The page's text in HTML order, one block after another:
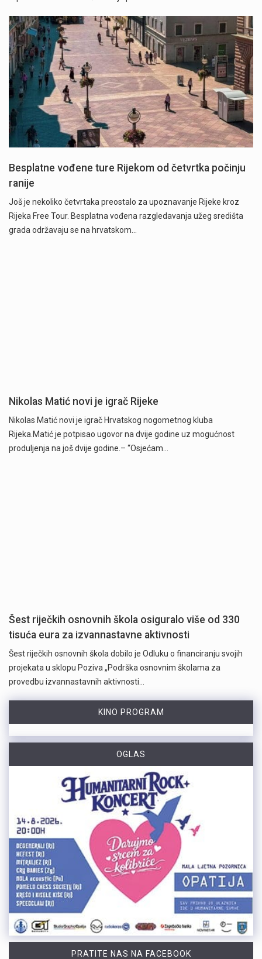
Besplatne vođene ture Rijekom od četvrtka počinju
ranije
Još je nekoliko četvrtaka preostalo za upoznavanje Rijeke kroz
Rijeka Free Tour. Besplatna vođena razgledavanja užeg središta
grada održavaju se na hrvatskom…
Nikolas Matić novi je igrač Rijeke
Nikolas Matić novi je igrač Hrvatskog nogometnog kluba
Rijeka.Matić je potpisao ugovor na dvije godine uz mogućnost
produljenja na još dvije godine.– “Osjećam…
Šest riječkih osnovnih škola osiguralo više od 330
tisuća eura za izvannastavne aktivnosti
Šest riječkih osnovnih škola dobilo je Odluku o financiranju svojih
projekata u sklopu Poziva „Podrška osnovnim školama za
provedbu izvannastavnih aktivnosti…
KINO PROGRAM
OGLAS
PRATITE NAS NA FACEBOOK